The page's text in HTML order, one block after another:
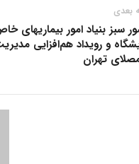
بعدی
سبز بنیاد امور بیماریهای
تهران